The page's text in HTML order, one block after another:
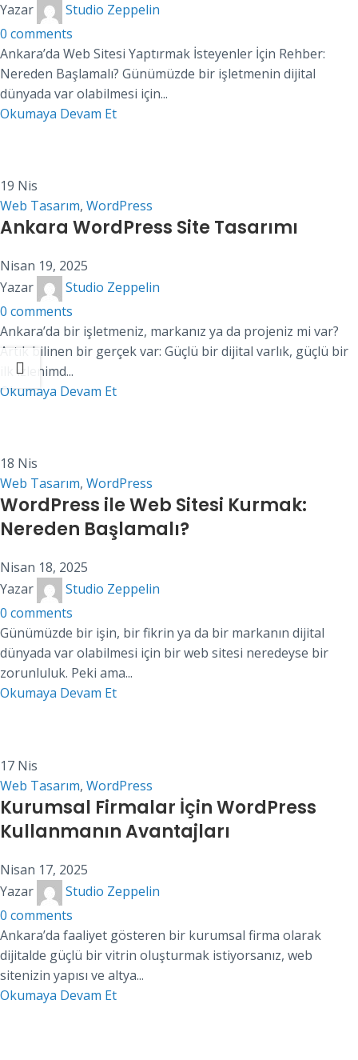
Yazar
Studio Zeppelin
0 comments
Ankara’da Web Sitesi Yaptırmak İsteyenler İçin Rehber:
Nereden Başlamalı? Günümüzde bir işletmenin dijital
dünyada var olabilmesi için...
Okumaya Devam Et
19 Nis
Web Tasarım, WordPress
Ankara WordPress Site Tasarımı
Nisan 19, 2025
Yazar
Studio Zeppelin
0 comments
Ankara’da bir işletmeniz, markanız ya da projeniz mi var?
Artık bilinen bir gerçek var: Güçlü bir dijital varlık, güçlü bir
ilk izlenimd...
Okumaya Devam Et
18 Nis
Web Tasarım, WordPress
WordPress ile Web Sitesi Kurmak:
Nereden Başlamalı?
Nisan 18, 2025
Yazar
Studio Zeppelin
0 comments
Günümüzde bir işin, bir fikrin ya da bir markanın dijital
dünyada var olabilmesi için bir web sitesi neredeyse bir
zorunluluk. Peki ama...
Okumaya Devam Et
17 Nis
Web Tasarım, WordPress
Kurumsal Firmalar İçin WordPress
Kullanmanın Avantajları
Nisan 17, 2025
Yazar
Studio Zeppelin
0 comments
Ankara’da faaliyet gösteren bir kurumsal firma olarak
dijitalde güçlü bir vitrin oluşturmak istiyorsanız, web
sitenizin yapısı ve altya...
Okumaya Devam Et